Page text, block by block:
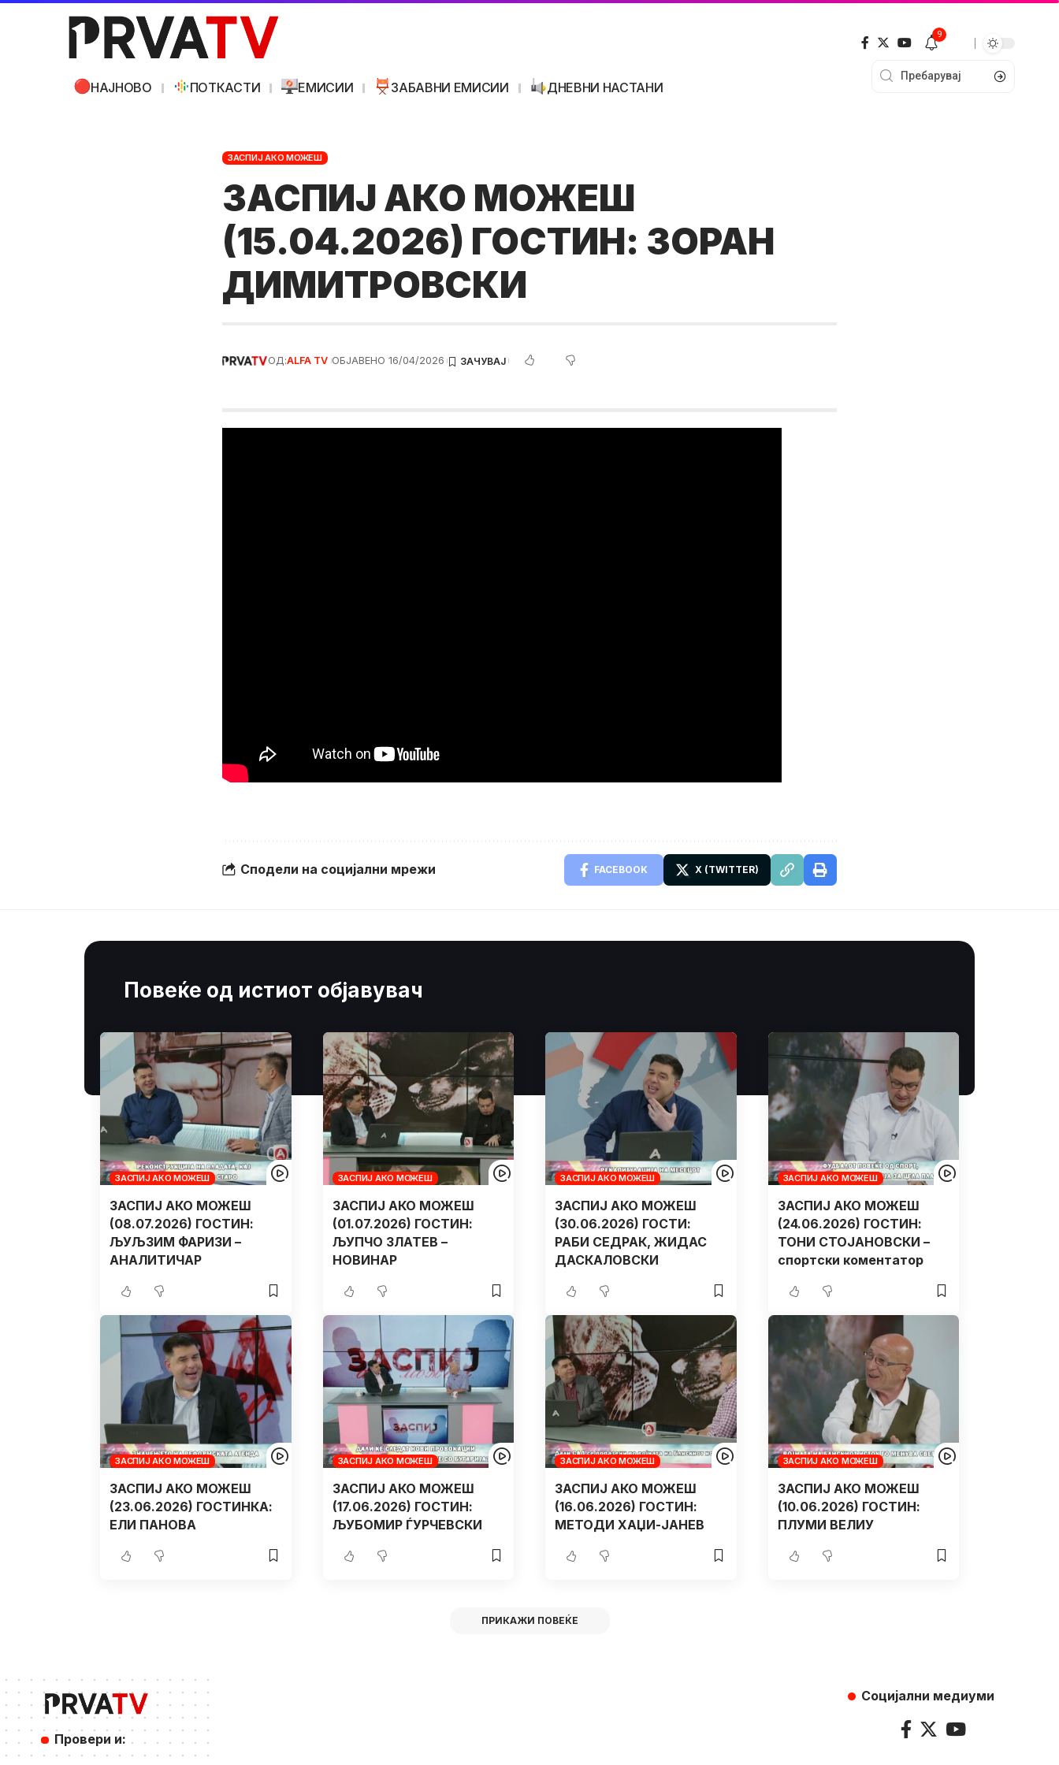
НАЈНОВО ПОТКАСТИ ЕМИСИИ ЗАБАВНИ ЕМИСИИ ДНЕВНИ НАСТАНИ
9
ЗАСПИЈ АКО МОЖЕШ
ЗАСПИЈ АКО МОЖЕШ
(15.04.2026) ГОСТИН: ЗОРАН
ДИМИТРОВСКИ
ОД:ALFA TV ОБЈАВЕНО 16/04/2026
Сподели на социјални мрежи FACEBOOK X (TWITTER)
Повеќе од истиот објавувач
ЗАСПИЈ АКО МОЖЕШ
ЗАСПИЈ АКО МОЖЕШ
(08.07.2026) ГОСТИН:
ЉУЉЗИМ ФАРИЗИ –
АНАЛИТИЧАР
ЗАСПИЈ АКО МОЖЕШ
ЗАСПИЈ АКО МОЖЕШ
(01.07.2026) ГОСТИН:
ЉУПЧО ЗЛАТЕВ –
НОВИНАР
ЗАСПИЈ АКО МОЖЕШ
ЗАСПИЈ АКО МОЖЕШ
(30.06.2026) ГОСТИ:
РАБИ СЕДРАК, ЖИДАС
ДАСКАЛОВСКИ
ЗАСПИЈ АКО МОЖЕШ
ЗАСПИЈ АКО МОЖЕШ
(24.06.2026) ГОСТИН:
ТОНИ СТОЈАНОВСКИ –
спортски коментатор
ЗАСПИЈ АКО МОЖЕШ
ЗАСПИЈ АКО МОЖЕШ
(23.06.2026) ГОСТИНКА:
ЕЛИ ПАНОВА
ЗАСПИЈ АКО МОЖЕШ
ЗАСПИЈ АКО МОЖЕШ
(17.06.2026) ГОСТИН:
ЉУБОМИР ЃУРЧЕВСКИ
ЗАСПИЈ АКО МОЖЕШ
ЗАСПИЈ АКО МОЖЕШ
(16.06.2026) ГОСТИН:
МЕТОДИ ХАЏИ-ЈАНЕВ
ЗАСПИЈ АКО МОЖЕШ
ЗАСПИЈ АКО МОЖЕШ
(10.06.2026) ГОСТИН:
ПЛУМИ ВЕЛИУ
ПРИКАЖИ ПОВЕЌЕ
Провери и:
Социјални медиуми